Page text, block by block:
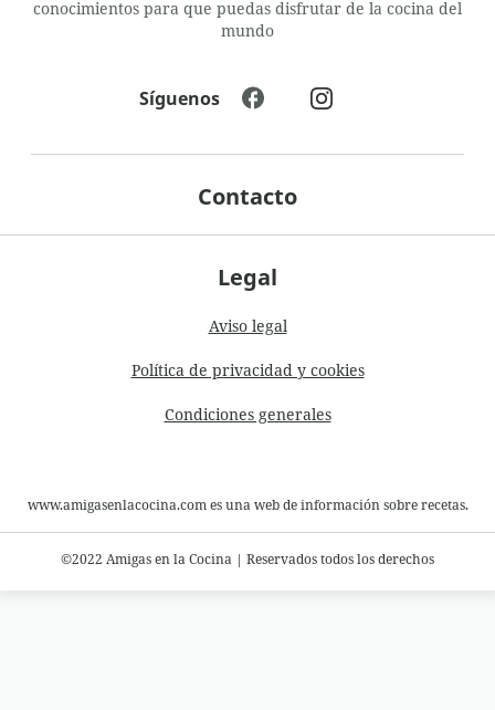
conocimientos para que puedas disfrutar de la cocina del
mundo
Legal
Aviso legal
Política de privacidad y cookies
Condiciones generales
Contacto
Síguenos
www.amigasenlacocina.com es una web de información sobre recetas.
©2022 Amigas en la Cocina | Reservados todos los derechos